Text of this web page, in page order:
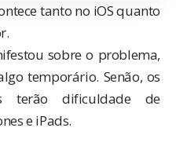
tanto no iOS quanto
sobre o problema,
temporário. Senão, os
terão dificuldade de
e iPads.